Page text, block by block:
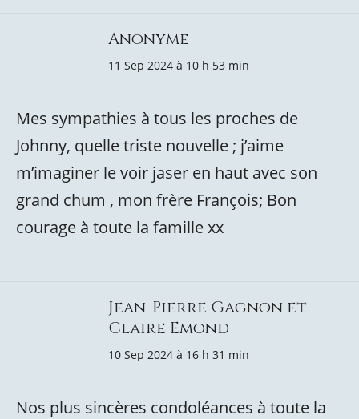
Anonyme
11 Sep 2024 à 10 h 53 min
Mes sympathies à tous les proches de
Johnny, quelle triste nouvelle ; j’aime
m’imaginer le voir jaser en haut avec son
grand chum , mon frère François; Bon
courage à toute la famille xx
Jean-Pierre Gagnon et
Claire Emond
10 Sep 2024 à 16 h 31 min
Nos plus sincères condoléances à toute la